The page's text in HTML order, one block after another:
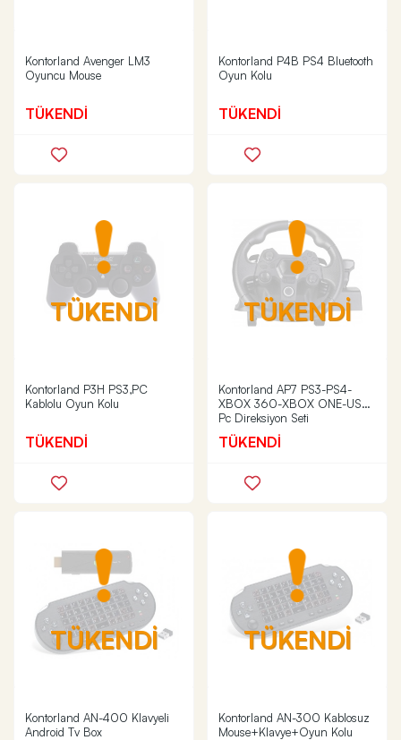
Kontorland Avenger LM3
Oyuncu Mouse
TÜKENDİ
Kontorland P4B PS4 Bluetooth
Oyun Kolu
TÜKENDİ
TÜKENDİ
Kontorland P3H PS3,PC
Kablolu Oyun Kolu
TÜKENDİ
TÜKENDİ
Kontorland AP7 PS3-PS4-
XBOX 360-XBOX ONE-USB-
Pc Direksiyon Seti
TÜKENDİ
TÜKENDİ
Kontorland AN-400 Klavyeli
Android Tv Box
TÜKENDİ
Kontorland AN-300 Kablosuz
Mouse+Klavye+Oyun Kolu